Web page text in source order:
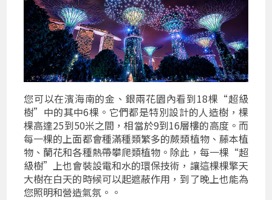
您可以在濱海南的金、銀兩花園內看到18棵“超級
樹”中的其中6棵。它們都是特別設計的人造樹，棵
棵高達25到50米之間，相當於9到16層樓的高度。而
每一棵的上面都會種滿種類繁多的蕨類植物、藤本植
物、蘭花和各種熱帶攀爬類植物。除此，每一棵“超
級樹”上也會裝設電和水的環保技術，讓這棵棵擎天
大樹在白天的時候可以起遮蔽作用，到了晚上也能為
您照明和營造氣氛。。